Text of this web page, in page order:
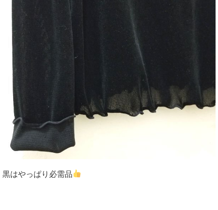
黒はやっぱり必需品